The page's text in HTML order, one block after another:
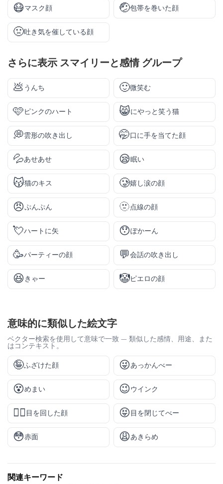
😷マスク顔 🤕包帯を巻いた顔
🤢吐き気を催している顔
さらに表示 スマイリーと感情グループ
💩 うんち 🙂微笑む
🩷ピンクのハート 😸にやっと笑う猫
💭雲形の吹き出し 🤭口に手を当てた顔
💦あせあせ 😪眠い
😽猫のキス 🥲嬉し涙の顔
😠ぷんぷん 🫥点線の顔
💘ハートに矢 😯ぽかーん
🥳パーティーの顔 💬会話の吹き出し
😆 きゃー 🤡ピエロの顔
意味的に類似した絵文字
ベクター検索を使用して意味で一致 — 類似した感情、用途、また
はコンテキスト。
🤪ふざけた顔 😜あっかんべー
😵めまい 😉ウインク
😵‍💫 目を回した顔 😝 目を閉じてべー
😳赤面 😩あきらめ
関連キーワード